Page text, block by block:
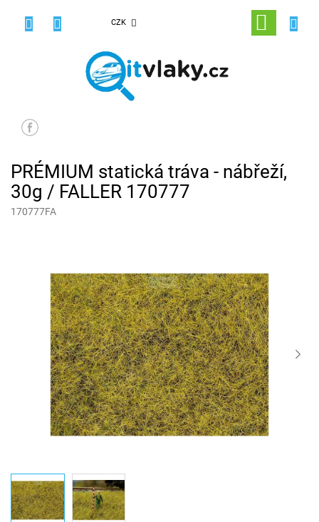
CZK
NÁKUPNÍ
KOŠÍK
PRÉMIUM statická tráva - nábřeží,
30g / FALLER 170777
170777FA